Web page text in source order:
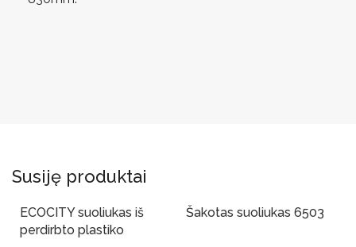
Susiję produktai
ECOCITY suoliukas iš
perdirbto plastiko
Šakotas suoliukas 6503